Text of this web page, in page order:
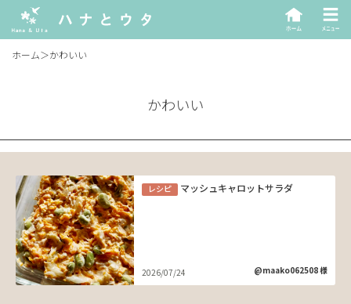
ホーム＞かわいい
かわいい
レシピ マッシュキャロットサラダ
2026/07/24 @maako062508 様